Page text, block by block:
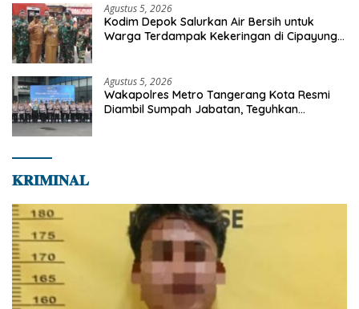
Agustus 5, 2026
Kodim Depok Salurkan Air Bersih untuk
Warga Terdampak Kekeringan di Cipayung
Agustus 5, 2026
Wakapolres Metro Tangerang Kota Resmi
Diambil Sumpah Jabatan, Teguhkan
𝐊𝐑𝐈𝐌𝐈𝐍𝐀𝐋